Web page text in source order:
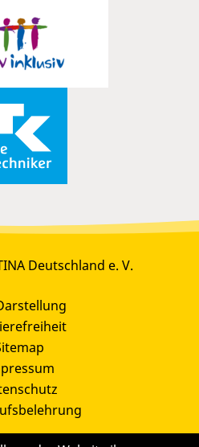
Deutschland e. V.